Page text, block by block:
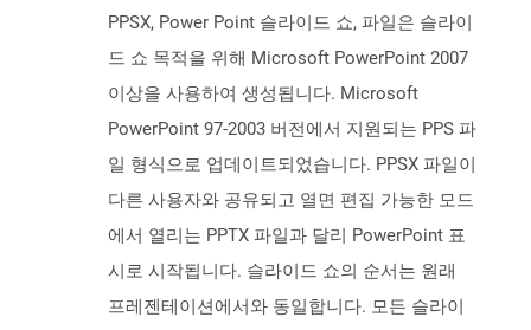
PPSX, Power Point 슬라이드 쇼, 파일은 슬라이
드 쇼 목적을 위해 Microsoft PowerPoint 2007
이상을 사용하여 생성됩니다. Microsoft
PowerPoint 97-2003 버전에서 지원되는 PPS 파
일 형식으로 업데이트되었습니다. PPSX 파일이
다른 사용자와 공유되고 열면 편집 가능한 모드
에서 열리는 PPTX 파일과 달리 PowerPoint 표
시로 시작됩니다. 슬라이드 쇼의 순서는 원래
프레젠테이션에서와 동일합니다. 모든 슬라이